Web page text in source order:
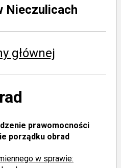
Nieczulicach
głównej
prawomocności
porządku obrad
w sprawie: